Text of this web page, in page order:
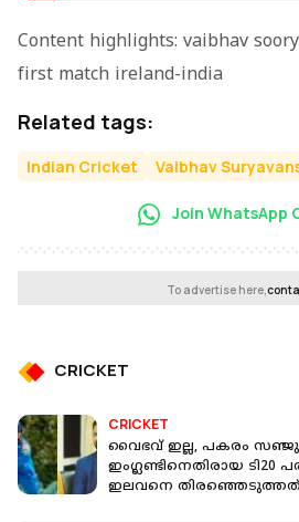
Content highlights: vaibhav
first match ireland-india
Related tags:
Indian Cricket Vaibhav
Join WhatsApp
To advertise here,
CRICKET
CRICKET
വൈഭവ് ഇല്ല, പകരം
ഇംഗ്ലണ്ടിനെതിരായ ടി20
ഇലവനെ